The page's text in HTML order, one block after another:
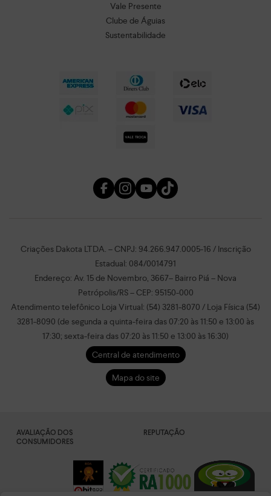
Vale Presente
Clube de Águias
Sustentabilidade
Criações Dakota LTDA. – CNPJ: 94.266.947.0005-16 / Inscrição
Estadual: 084/0014791
Endereço: Av. 15 de Novembro, 3667– Bairro Piá – Nova
Petrópolis/RS – CEP: 95150-000
Atendimento telefônico Loja Virtual: (54) 3281-8070 / Loja Física (54)
3281-8090 (de segunda a quinta-feira das 07:20 às 11:50 e 13:00 às
17:30; sexta-feira das 07:20 às 11:50 e 13:00 às 16:30)
Central de atendimento
Mapa do site
AVALIAÇÃO DOS
CONSUMIDORES
REPUTAÇÃO